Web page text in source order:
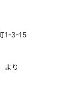
1-3-15
より